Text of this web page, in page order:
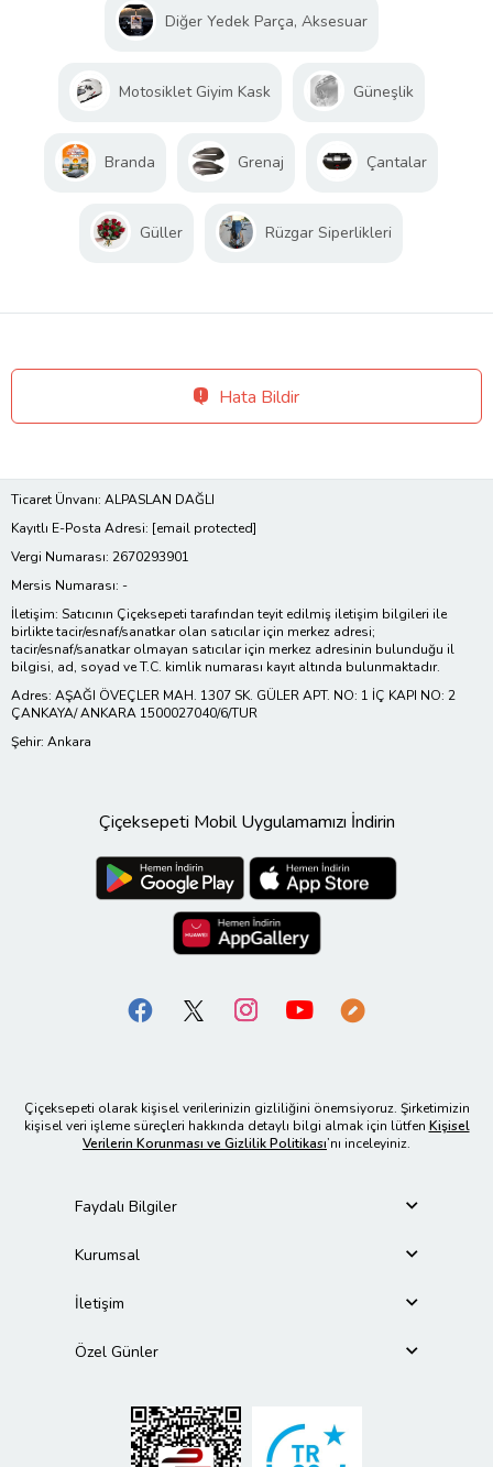
Diğer Yedek Parça, Aksesuar
Motosiklet Giyim Kask Güneşlik
Branda Grenaj Çantalar
Güller Rüzgar Siperlikleri
Hata Bildir
Ticaret Ünvanı: ALPASLAN DAĞLI
Kayıtlı E-Posta Adresi: [email protected]
Vergi Numarası: 2670293901
Mersis Numarası: -
İletişim: Satıcının Çiçeksepeti tarafından teyit edilmiş iletişim bilgileri ile
birlikte tacir/esnaf/sanatkar olan satıcılar için merkez adresi;
tacir/esnaf/sanatkar olmayan satıcılar için merkez adresinin bulunduğu il
bilgisi, ad, soyad ve T.C. kimlik numarası kayıt altında bulunmaktadır.
Adres: AŞAĞI ÖVEÇLER MAH. 1307 SK. GÜLER APT. NO: 1 İÇ KAPI NO: 2
ÇANKAYA/ ANKARA 1500027040/6/TUR
Şehir: Ankara
Çiçeksepeti Mobil Uygulamamızı İndirin
Çiçeksepeti olarak kişisel verilerinizin gizliliğini önemsiyoruz. Şirketimizin
kişisel veri işleme süreçleri hakkında detaylı bilgi almak için lütfen Kişisel
Verilerin Korunması ve Gizlilik Politikası’nı inceleyiniz.
Faydalı Bilgiler
Kurumsal
İletişim
Özel Günler